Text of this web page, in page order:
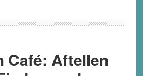
Café: Aftellen